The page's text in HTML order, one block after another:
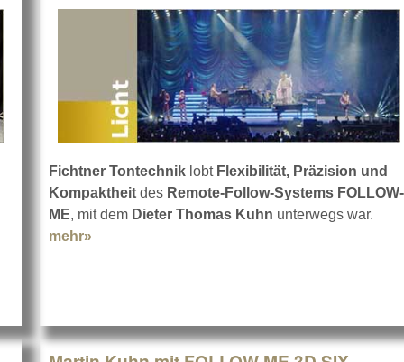
setzt auf FOLLOW-ME und Track-iT
Fichtner Tontechnik lobt Flexibilität, Präzision und
Kompaktheit des Remote-Follow-Systems FOLLOW-
ME, mit dem Dieter Thomas Kuhn unterwegs war.
mehr»